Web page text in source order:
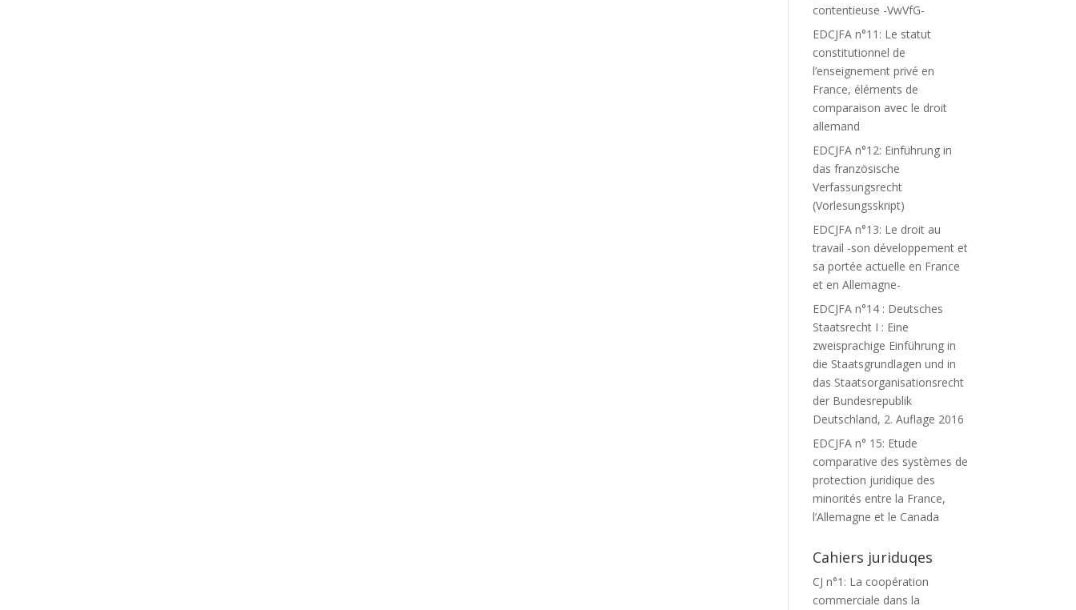
contentieuse -VwVfG-
EDCJFA n°11: Le statut
constitutionnel de
l’enseignement privé en
France, éléments de
comparaison avec le droit
allemand
EDCJFA n°12: Einführung in
das französische
Verfassungsrecht
(Vorlesungsskript)
EDCJFA n°13: Le droit au
travail -son développement et
sa portée actuelle en France
et en Allemagne-
EDCJFA n°14 : Deutsches
Staatsrecht I : Eine
zweisprachige Einführung in
die Staatsgrundlagen und in
das Staatsorganisationsrecht
der Bundesrepublik
Deutschland, 2. Auflage 2016
EDCJFA n° 15: Etude
comparative des systèmes de
protection juridique des
minorités entre la France,
l’Allemagne et le Canada
Cahiers juriduqes
CJ n°1: La coopération
commerciale dans la